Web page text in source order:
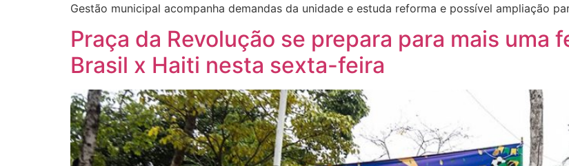
Gestão municipal acompanha demandas da unidade e estuda reforma e possível ampliação
Praça da Revolução se prepara para mais uma
Brasil x Haiti nesta sexta-feira